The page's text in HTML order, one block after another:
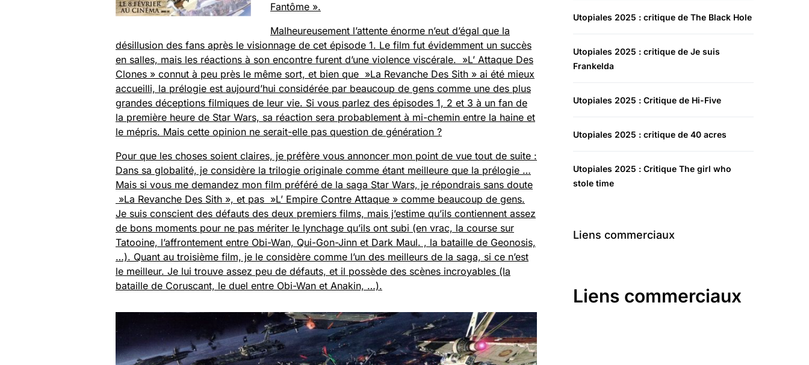
Fantôme ».
Malheureusement l’attente énorme n’eut d’égal que la
désillusion des fans après le visionnage de cet épisode 1. Le film fut évidemment un succès
en salles, mais les réactions à son encontre furent d’une violence viscérale. »L’ Attaque Des
Clones » connut à peu près le même sort, et bien que »La Revanche Des Sith » ai été mieux
accueilli, la prélogie est aujourd’hui considérée par beaucoup de gens comme une des plus
grandes déceptions filmiques de leur vie. Si vous parlez des épisodes 1, 2 et 3 à un fan de
la première heure de Star Wars, sa réaction sera probablement à mi-chemin entre la haine et
le mépris. Mais cette opinion ne serait-elle pas question de génération ?
Pour que les choses soient claires, je préfère vous annoncer mon point de vue tout de suite :
Dans sa globalité, je considère la trilogie originale comme étant meilleure que la prélogie …
Mais si vous me demandez mon film préféré de la saga Star Wars, je répondrais sans doute
»La Revanche Des Sith », et pas »L’ Empire Contre Attaque » comme beaucoup de gens.
Je suis conscient des défauts des deux premiers films, mais j’estime qu’ils contiennent assez
de bons moments pour ne pas mériter le lynchage qu’ils ont subi (en vrac, la course sur
Tatooine, l’affrontement entre Obi-Wan, Qui-Gon-Jinn et Dark Maul. , la bataille de Geonosis,
…). Quant au troisième film, je le considère comme l’un des meilleurs de la saga, si ce n’est
le meilleur. Je lui trouve assez peu de défauts, et il possède des scènes incroyables (la
bataille de Coruscant, le duel entre Obi-Wan et Anakin, …).
Utopiales 2025 : critique de The Black Hole
Utopiales 2025 : critique de Je suis
Frankelda
Utopiales 2025 : Critique de Hi-Five
Utopiales 2025 : critique de 40 acres
Utopiales 2025 : Critique The girl who
stole time
Liens commerciaux
Liens commerciaux